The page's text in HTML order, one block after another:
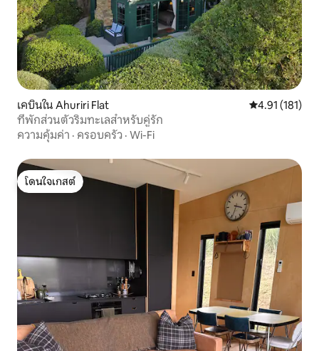
เคบินใน Ahuriri Flat คะแนนเฉลี่ย
4.91 (181)
ที่พักส่วนตัวริมทะเลสำหรับคู่รัก
ความคุ้มค่า · ครอบครัว · Wi-Fi
โดนใจเกสต์
โดนใจเกสต์